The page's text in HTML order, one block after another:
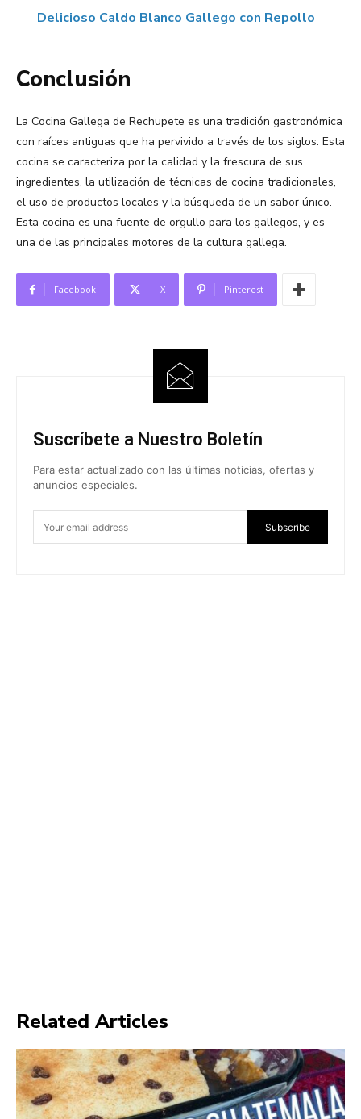
Delicioso Caldo Blanco Gallego con Repollo
Conclusión
La Cocina Gallega de Rechupete es una tradición gastronómica
con raíces antiguas que ha pervivido a través de los siglos. Esta
cocina se caracteriza por la calidad y la frescura de sus
ingredientes, la utilización de técnicas de cocina tradicionales,
el uso de productos locales y la búsqueda de un sabor único.
Esta cocina es una fuente de orgullo para los gallegos, y es
una de las principales motores de la cultura gallega.
Facebook X Pinterest
Suscríbete a Nuestro Boletín
Para estar actualizado con las últimas noticias, ofertas y
anuncios especiales.
Subscribe
Related Articles